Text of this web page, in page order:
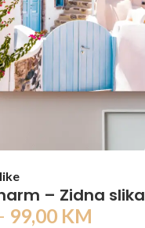
– Zidna slika
99,00 KM